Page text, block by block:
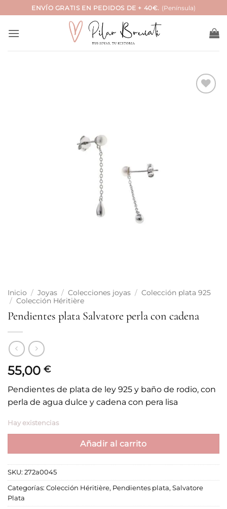
al
contenido
ENVÍO GRATIS EN PEDIDOS DE + 40€. (Península)
Inicio / Joyas / Colecciones joyas / Colección plata 925
/ Colección Héritière
Pendientes plata Salvatore perla con cadena
55,00 €
Pendientes de plata de ley 925 y baño de rodio, con
perla de agua dulce y cadena con pera lisa
Hay existencias
Añadir al carrito
SKU: 272a0045
Categorías: Colección Héritière, Pendientes plata, Salvatore
Plata